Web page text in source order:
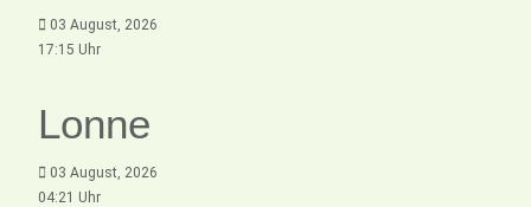
03 August, 2026
17:15 Uhr
Lonne
03 August, 2026
04:21 Uhr